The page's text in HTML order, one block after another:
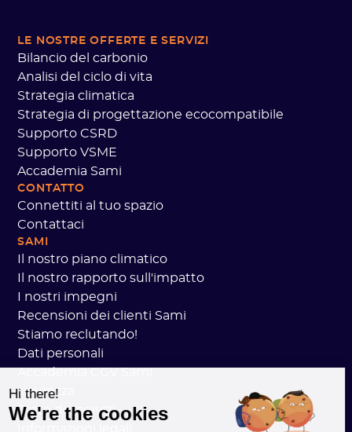
LE NOSTRE OFFERTE E SERVIZI
Bilancio del carbonio
Analisi del ciclo di vita
Strategia climatica
Strategia di progettazione ecocompatibile
Supporto CSRD
Supporto VSME
Accademia Sami
CONTATTO
Connettiti al tuo spazio
Contattaci
SAMI
Il nostro piano climatico
Il nostro rapporto sull'impatto
I nostri impegni
Recensioni dei clienti Sami
Stiamo reclutando!
Dati personali
sicurezza
Stato dei servizi
Hi there!
We're the cookies